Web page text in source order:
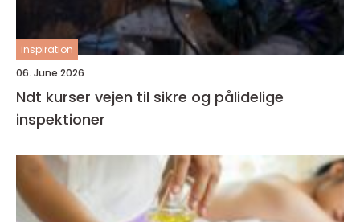
inspiration
06. June 2026
Ndt kurser vejen til sikre og pålidelige
inspektioner